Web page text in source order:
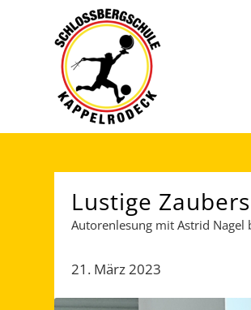
Lustige
Autorenlesung mit Astrid
21. März 2023